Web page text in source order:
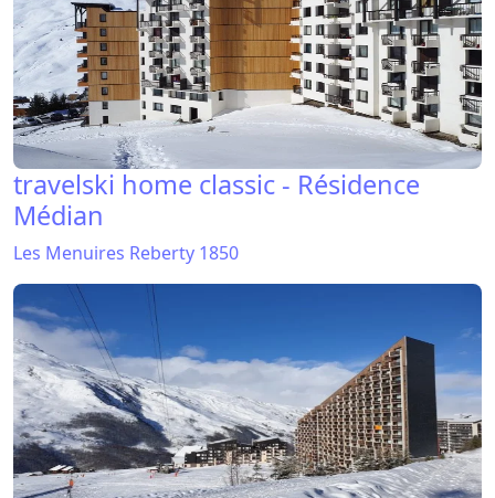
travelski home classic - Résidence
Médian
Les Menuires Reberty 1850